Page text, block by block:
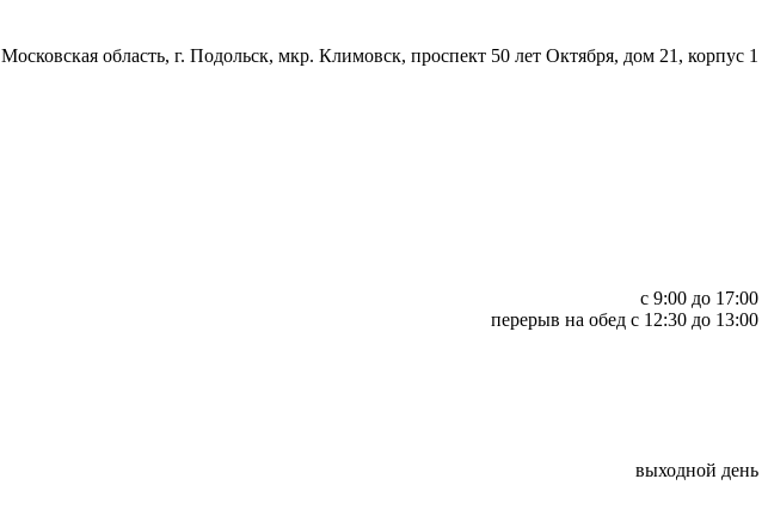
Московская область, г. Подольск, мкр. Климовск, проспект 50 лет Октября, дом 21, корпус 1
с 9:00 до 17:00
​перерыв на обед с 12:30 до 13:00
выходной день